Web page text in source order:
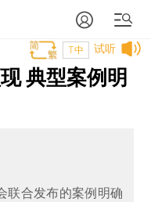
试听
T中
典型案例明
联合发布的案例明确